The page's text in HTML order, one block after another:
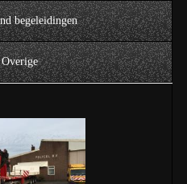
begeleidingen
Overige